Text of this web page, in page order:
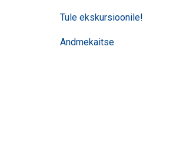
Tule ekskursioonile!
Andmekaitse